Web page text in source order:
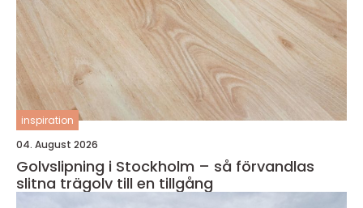
inspiration
04. August 2026
Golvslipning i Stockholm – så förvandlas
slitna trägolv till en tillgång